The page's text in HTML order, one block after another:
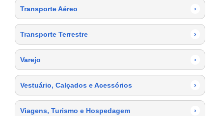
Transporte Aéreo ›
Transporte Terrestre ›
Varejo ›
Vestuário, Calçados e Acessórios ›
Viagens, Turismo e Hospedagem ›